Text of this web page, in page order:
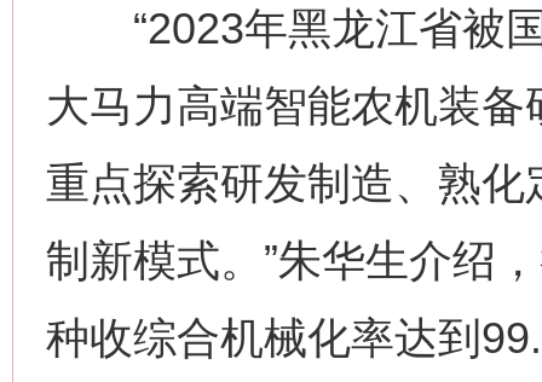
“2023年黑龙江省被国
大马力高端智能农机装
重点探索研发制造、熟
制新模式。”朱华生介绍
种收综合机械化率达到